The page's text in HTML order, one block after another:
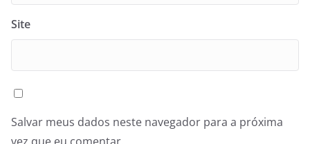
Site
Salvar meus dados neste navegador para a próxima